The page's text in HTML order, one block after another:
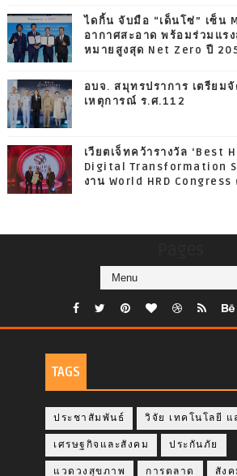
ไดกิ้น จับมือ “เด็นโซ่” เซ็น
อากาศสะอาด พร้อมร่วมแร
หมายสูงสุด Net Zero ปี
อบจ. สมุทรปราการ เตรียม
เหตุการณ์ ร.ศ.112
เวียตเจ็ทคว้ารางวัล ‘Best
Digital Transformation
งาน World HRD Congress
TAGS
ประชาสัมพันธ์ วิจัย เทคโนโลยี แ
เศรษฐกิจและสังคม ประกันภัย
แวดวงสุขภาพ การตลาด สังค